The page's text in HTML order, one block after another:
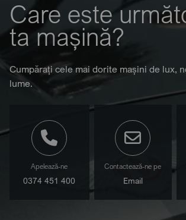
Care este
ta mașină?
Cumpărați cele mai dorite mașini de lux,
lume.
Apelează-ne
0374 451 400
Contactează-ne pe
Email